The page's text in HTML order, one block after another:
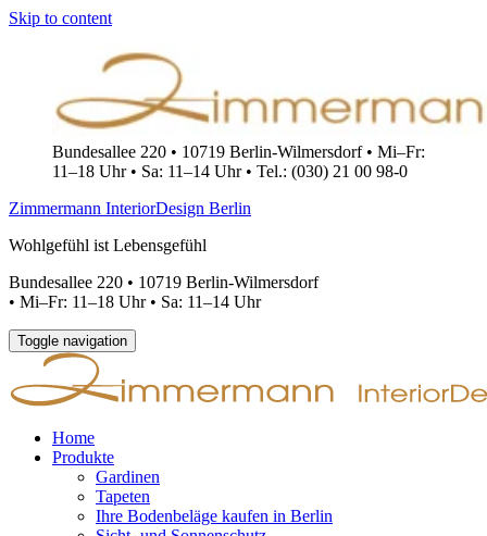
Skip to content
Bundesallee 220 • 10719 Berlin-Wilmersdorf • Mi–Fr:
11–18 Uhr • Sa: 11–14 Uhr • Tel.: (030) 21 00 98-0
Zimmermann InteriorDesign Berlin
Wohlgefühl ist Lebensgefühl
Bundesallee 220 • 10719 Berlin-Wilmersdorf
• Mi–Fr: 11–18 Uhr • Sa: 11–14 Uhr
Toggle navigation
Home
Produkte
Gardinen
Tapeten
Ihre Bodenbeläge kaufen in Berlin